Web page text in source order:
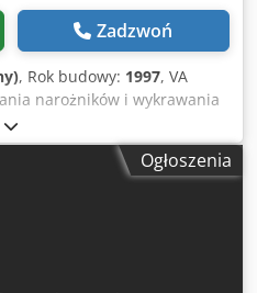
Zadzwoń
, Rok budowy: 1997, VA
narożników i wykrawania
K maszyna do wykrawania
2 w 1 Djdpfx Asx
Typ: VA206/K lub DAV206
5,5 kW Regulacja
cyfrowym Stół roboczy
Ogłoszenia